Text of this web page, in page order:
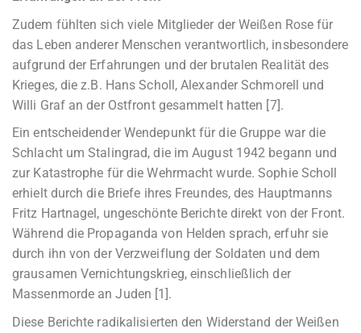
Zudem fühlten sich viele Mitglieder der Weißen Rose für
das Leben anderer Menschen verantwortlich, insbesondere
aufgrund der Erfahrungen und der brutalen Realität des
Krieges, die z.B. Hans Scholl, Alexander Schmorell und
Willi Graf an der Ostfront gesammelt hatten [7].
Ein entscheidender Wendepunkt für die Gruppe war die
Schlacht um Stalingrad, die im August 1942 begann und
zur Katastrophe für die Wehrmacht wurde. Sophie Scholl
erhielt durch die Briefe ihres Freundes, des Hauptmanns
Fritz Hartnagel, ungeschönte Berichte direkt von der Front.
Während die Propaganda von Helden sprach, erfuhr sie
durch ihn von der Verzweiflung der Soldaten und dem
grausamen Vernichtungskrieg, einschließlich der
Massenmorde an Juden [1].
Diese Berichte radikalisierten den Widerstand der Weißen